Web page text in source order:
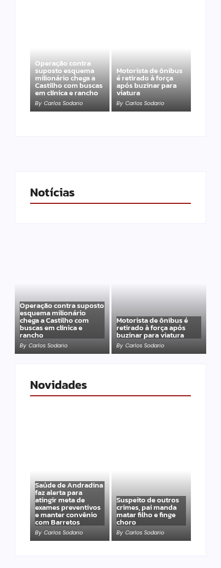
Operação contra
suposto esquema
milionário chega a
Castilho com buscas
em clínica e rancho
By Carlos Sodario
Motorista de ônibus
é retirado à força
após buzinar para
viatura
By Carlos Sodario
Notícias
Operação contra suposto
esquema milionário
chega a Castilho com
buscas em clínica e
rancho
By Carlos Sodario
Motorista de ônibus é
retirado à força após
buzinar para viatura
By Carlos Sodario
Novidades
Saúde de Andradina
faz alerta para
atingir meta de
exames preventivos
e manter convênio
com Barretos
By Carlos Sodario
Suspeito de outros
crimes, pai manda
matar filho e finge
choro
By Carlos Sodario